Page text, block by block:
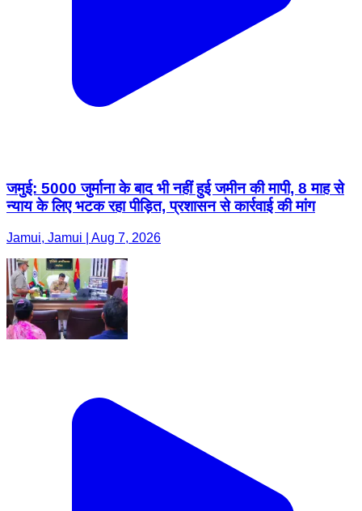
जमुई: 5000 जुर्माना के बाद भी नहीं हुई जमीन की मापी, 8 माह से
न्याय के लिए भटक रहा पीड़ित, प्रशासन से कार्रवाई की मांग
Jamui, Jamui | Aug 7, 2026